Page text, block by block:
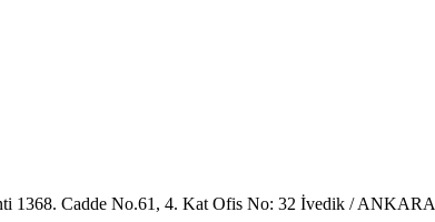
1368. Cadde No.61, 4. Kat Ofis No: 32 İvedik / ANKARA